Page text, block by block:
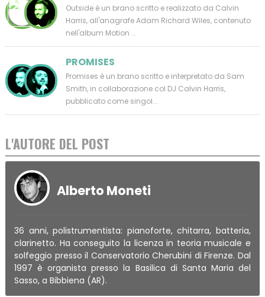
Outside è un brano scritto e realizzato da Calvin
Harris, all'anagrafe Adam Richard Wiles, contenuto
nell'album Motion ...
PROMISES
Promises è un brano scritto e interpretato da Sam
Smith, in collaborazione col DJ Calvin Harris,
pubblicato come singol...
L'AUTORE DEL POST
Alberto Moneti
36 anni, polistrumentista: pianoforte, chitarra, batteria,
clarinetto. Ha conseguito la licenza in teoria musicale e
solfeggio presso il Conservatorio Cherubini di Firenze. Dal
1997 è organista presso la Basilica di Santa Maria del
Sasso, a Bibbiena (AR).